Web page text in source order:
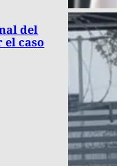
del
caso